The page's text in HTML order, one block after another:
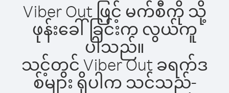
Viber Out ဖြင့် မက်စီကို သို့
ဖုန်းခေါ်ခြင်းက လွယ်ကူ
ပါသည်။
သင့်တွင် Viber Out ခရက်ဒ
စ်များ ရှိပါက သင်သည်-